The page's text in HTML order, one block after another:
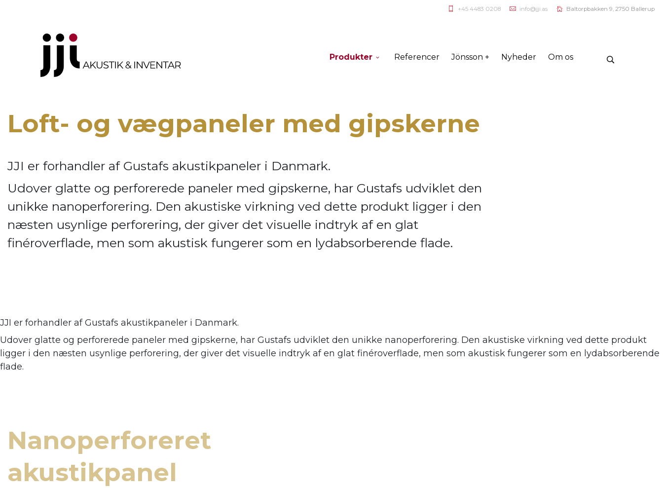
+45 4483 0208 info@jji.as Baltorpbakken 9, 2750 Ballerup
Produkter Referencer Jönsson + Nyheder Om os
Loft- og vægpaneler med gipskerne
JJI er forhandler af Gustafs akustikpaneler i Danmark.
Udover glatte og perforerede paneler med gipskerne, har Gustafs udviklet den
unikke nanoperforering. Den akustiske virkning ved dette produkt ligger i den
næsten usynlige perforering, der giver det visuelle indtryk af en glat
finéroverflade, men som akustisk fungerer som en lydabsorberende flade.
JJI er forhandler afGustafs akustikpaneler i Danmark.
Udover glatte og perforerede paneler med gipskerne, har Gustafs udviklet den unikke nanoperforering. Den akustiske virkning ved dette produkt
ligger i den næsten usynlige perforering, der giver det visuelle indtryk af en glat finéroverflade, men som akustisk fungerer som en lydabsorberende
flade.
Nanoperforeret
akustikpanel